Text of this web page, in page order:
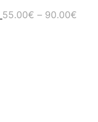
55.00€ – 90.00€